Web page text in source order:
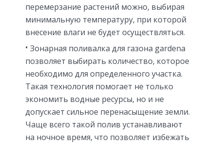
перемерзание растений можно, выбирая
минимальную температуру, при которой
внесение влаги не будет осуществляться.
Зонарная поливалка для газона gardena
позволяет выбирать количество, которое
необходимо для определенного участка.
Такая технология помогает не только
экономить водные ресурсы, но и не
допускает сильное перенасыщение земли.
Чаще всего такой полив устанавливают
на ночное время, что позволяет избежать